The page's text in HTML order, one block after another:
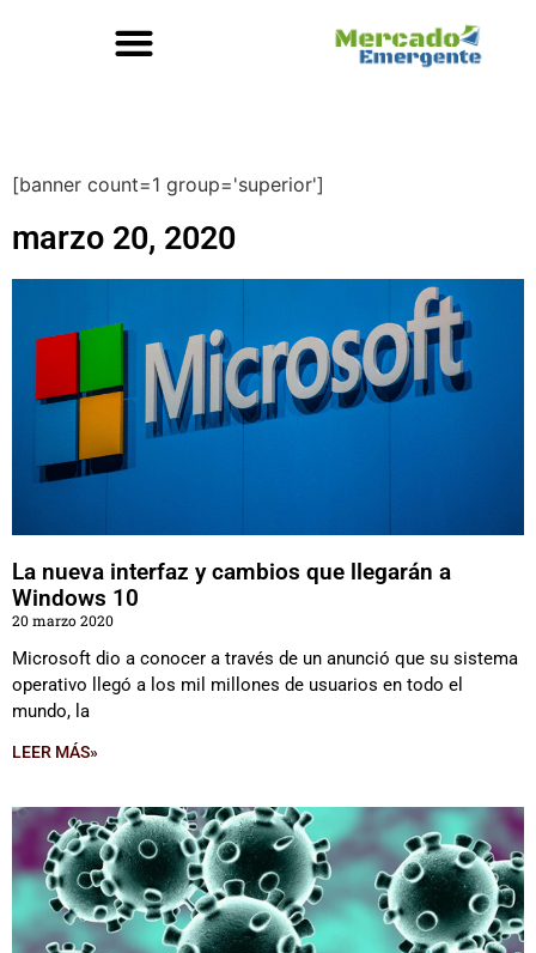
[banner count=1 group='superior']
marzo 20, 2020
La nueva interfaz y cambios que llegarán a
Windows 10
20 marzo 2020
Microsoft dio a conocer a través de un anunció que su sistema
operativo llegó a los mil millones de usuarios en todo el
mundo, la
LEER MÁS»